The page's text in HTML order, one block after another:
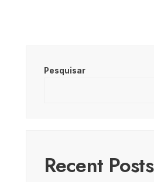
Pesquisar
Recent Posts